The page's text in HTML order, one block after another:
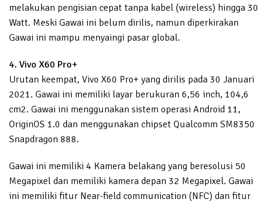
melakukan pengisian cepat tanpa kabel (wireless) hingga 30
Watt. Meski Gawai ini belum dirilis, namun diperkirakan
Gawai ini mampu menyaingi pasar global.
4. Vivo X60 Pro+
Urutan keempat, Vivo X60 Pro+ yang dirilis pada 30 Januari
2021. Gawai ini memiliki layar berukuran 6,56 inch, 104,6
cm2. Gawai ini menggunakan sistem operasi Android 11,
OriginOS 1.0 dan menggunakan chipset Qualcomm SM8350
Snapdragon 888.
Gawai ini memiliki 4 Kamera belakang yang beresolusi 50
Megapixel dan memiliki kamera depan 32 Megapixel. Gawai
ini memiliki fitur Near-field communication (NFC) dan fitur